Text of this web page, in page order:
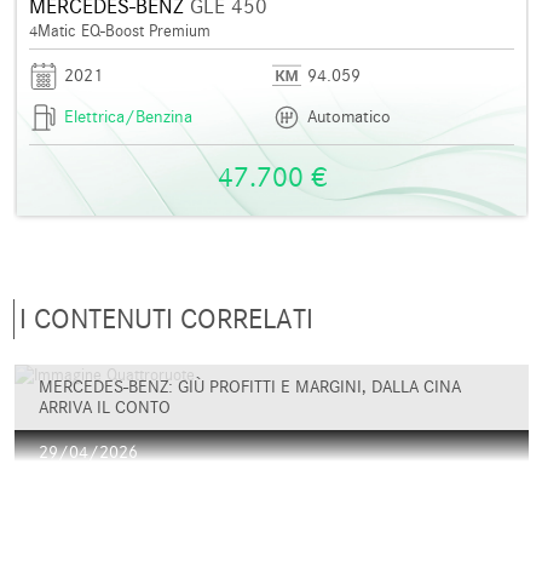
MERCEDES-BENZGLE 450
4Matic EQ-Boost Premium
2021
94.059
Elettrica/Benzina
Automatico
47.700 €
I CONTENUTI CORRELATI
MERCEDES-BENZ: GIÙ PROFITTI E MARGINI, DALLA CINA
ARRIVA IL CONTO
29/04/2026